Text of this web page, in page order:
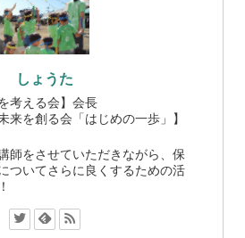
しょうた
考える会】会長
来を創る会「はじめの一歩」】
師をさせていただきながら、保
ついてさらに良くするための活